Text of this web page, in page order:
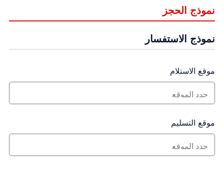
نموذج الحجز
نموذج الاستفسار
موقع الاستلام
موقع التسليم